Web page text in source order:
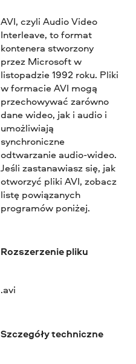
AVI, czyli Audio Video
Interleave, to format
kontenera stworzony
przez Microsoft w
listopadzie 1992 roku. Pliki
w formacie AVI mogą
przechowywać zarówno
dane wideo, jak i audio i
umożliwiają
synchroniczne
odtwarzanie audio-wideo.
Jeśli zastanawiasz się, jak
otworzyć pliki AVI, zobacz
listę powiązanych
programów poniżej.
Rozszerzenie pliku
.avi
Szczegóły techniczne